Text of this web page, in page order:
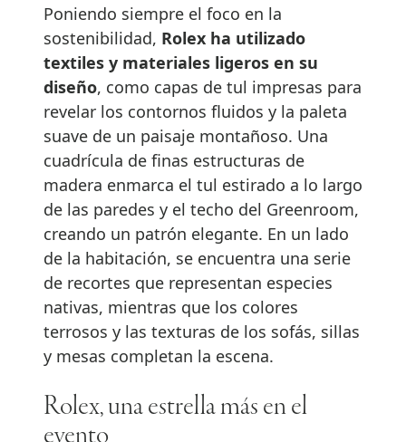
Poniendo siempre el foco en la
sostenibilidad, Rolex ha utilizado
textiles y materiales ligeros en su
diseño, como capas de tul impresas para
revelar los contornos fluidos y la paleta
suave de un paisaje montañoso. Una
cuadrícula de finas estructuras de
madera enmarca el tul estirado a lo largo
de las paredes y el techo del Greenroom,
creando un patrón elegante. En un lado
de la habitación, se encuentra una serie
de recortes que representan especies
nativas, mientras que los colores
terrosos y las texturas de los sofás, sillas
y mesas completan la escena.
Rolex, una estrella más en el